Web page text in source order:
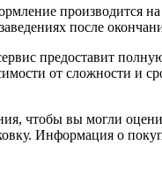
производится
после
предоставит
от сложности и
чтобы вы могли
Информация о